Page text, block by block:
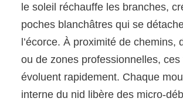
le soleil réchauffe les branches,
poches blanchâtres qui se
l’écorce. À proximité de chemins,
ou de zones professionnelles, ces
évoluent rapidement. Chaque
interne du nid libère des micro-